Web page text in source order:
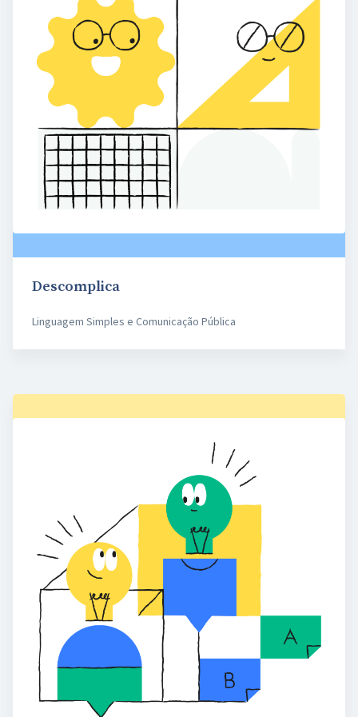
Descomplica
Linguagem Simples e Comunicação Pública